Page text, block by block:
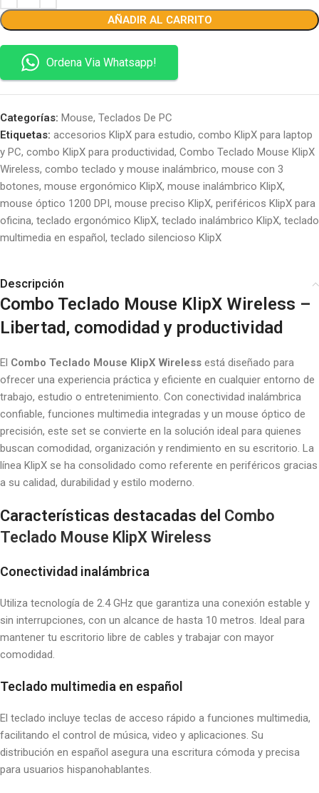
AÑADIR AL CARRITO
Ordena Via Whatsapp!
Categorías: Mouse, Teclados De PC
Etiquetas: accesorios KlipX para estudio, combo KlipX para laptop
y PC, combo KlipX para productividad, Combo Teclado Mouse KlipX
Wireless, combo teclado y mouse inalámbrico, mouse con 3
botones, mouse ergonómico KlipX, mouse inalámbrico KlipX,
mouse óptico 1200 DPI, mouse preciso KlipX, periféricos KlipX para
oficina, teclado ergonómico KlipX, teclado inalámbrico KlipX, teclado
multimedia en español, teclado silencioso KlipX
Descripción
Combo Teclado Mouse KlipX Wireless –
Libertad, comodidad y productividad
El Combo Teclado Mouse KlipX Wireless está diseñado para
ofrecer una experiencia práctica y eficiente en cualquier entorno de
trabajo, estudio o entretenimiento. Con conectividad inalámbrica
confiable, funciones multimedia integradas y un mouse óptico de
precisión, este set se convierte en la solución ideal para quienes
buscan comodidad, organización y rendimiento en su escritorio. La
línea KlipX se ha consolidado como referente en periféricos gracias
a su calidad, durabilidad y estilo moderno.
Características destacadas del Combo
Teclado Mouse KlipX Wireless
Conectividad inalámbrica
Utiliza tecnología de 2.4 GHz que garantiza una conexión estable y
sin interrupciones, con un alcance de hasta 10 metros. Ideal para
mantener tu escritorio libre de cables y trabajar con mayor
comodidad.
Teclado multimedia en español
El teclado incluye teclas de acceso rápido a funciones multimedia,
facilitando el control de música, video y aplicaciones. Su
distribución en español asegura una escritura cómoda y precisa
para usuarios hispanohablantes.